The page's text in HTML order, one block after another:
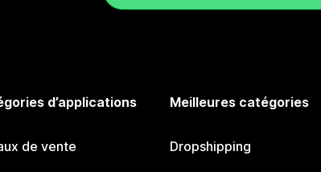
d’applications
de vente
Meilleures catégories
Dropshipping